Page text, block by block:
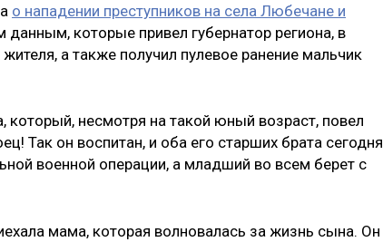
о нападении преступников на села Любечане и
которые привел губернатор региона, в
а также получил пулевое ранение мальчик
который, несмотря на такой юный возраст, повел
Так он воспитан, и оба его старших брата сегодня
военной операции, а младший во всем берет с
мама, которая волновалась за жизнь сына. Он